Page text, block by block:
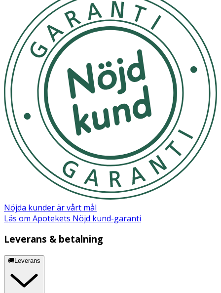
- Förvaras i rumstemperatur, ej i direkt solljus.
Innehåll
AQUA, PROPYLENE GLYCOL, GLYCERIN, DISILOXANE,
PROPYLENE GLYCOL DICAPRYLATE, ISOPENTANE,
LAURYL GLUCOSIDE, COCAMIDOPROPYL BETAINE,
DISODIUM COCOAMPHODIACETATE, BENZYL GLYCOL,
SODIUM CHLORIDE, PEG-60 HYDROGENATED CASTOR
OIL, SODIUM PEG-7 OLIVE OIL CARBOXYLATE,
ETHYLHEXYL HYDROXYSTEARATE BENZOATE,
DIETHYLHEXYL SEBACATE, XANTHAN GUM, UREA,
ALLANTOIN, ACRYLATES/C10-30 ALKYL ACRYLATE
CROSSPOLYMER, BETAINE, ETHYLHEXYLGLYCERIN,
BUTYLENE GLYCOL, RASPBERRY KETONE , DISODIUM
EDTA, PARFUM, DIPROPYLENE GLYCOL, DIPOTASSIUM
GLYCYRRHIZATE, HEXYLENE GLYCOL, 1,2-HEXANEDIOL,
VACCINIUM MACROCARPON (CRANBERRY) FRUIT
EXTRACT, RUBUS FRUTICOSUS (BLACKBERRY) FRUIT
EXTRACT, FRAGARIA CHILOENSIS (STRAWBERRY), FRUIT
EXTRACT, VACCINIUM ANGUSTIFOLIUM (BLUEBERRY)
FRUIT EXTRACT.
Nöjda kunder är vårt mål
Läs om Apotekets Nöjd kund-garanti
Leverans & betalning
🚚Leverans